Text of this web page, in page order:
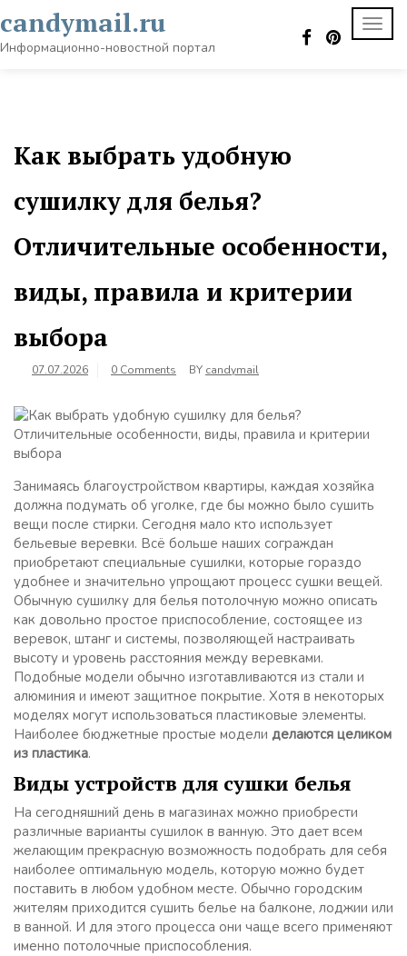
to
content
candymail.ru
Информационно-новостной портал
Как выбрать удобную
сушилку для белья?
Отличительные особенности,
виды, правила и критерии
выбора
07.07.2026 0 Comments BY candymail
Занимаясь благоустройством квартиры, каждая хозяйка
должна подумать об уголке, где бы можно было сушить
вещи после стирки. Сегодня мало кто использует
бельевые веревки. Всё больше наших сограждан
приобретают специальные сушилки, которые гораздо
удобнее и значительно упрощают процесс сушки вещей.
Обычную сушилку для белья потолочную можно описать
как довольно простое приспособление, состоящее из
веревок, штанг и системы, позволяющей настраивать
высоту и уровень расстояния между веревками.
Подобные модели обычно изготавливаются из стали и
алюминия и имеют защитное покрытие. Хотя в некоторых
моделях могут использоваться пластиковые элементы.
Наиболее бюджетные простые модели делаются целиком
из пластика.
Виды устройств для сушки белья
На сегодняшний день в магазинах можно приобрести
различные варианты сушилок в ванную. Это дает всем
желающим прекрасную возможность подобрать для себя
наиболее оптимальную модель, которую можно будет
поставить в любом удобном месте. Обычно городским
жителям приходится сушить белье на балконе, лоджии или
в ванной. И для этого процесса они чаще всего применяют
именно потолочные приспособления.